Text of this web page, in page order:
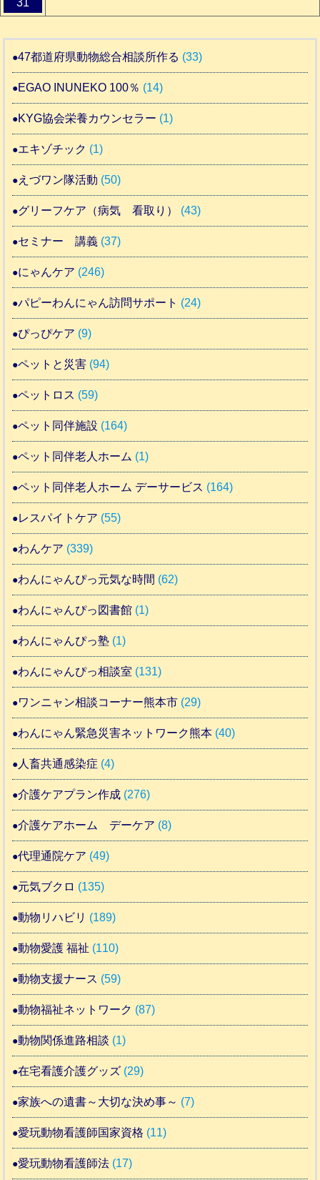
47都道府県動物総合相談所作る (33)
EGAO INUNEKO 100％ (14)
KYG協会栄養カウンセラー (1)
エキゾチック (1)
えづワン隊活動 (50)
グリーフケア（病気 看取り） (43)
セミナー 講義 (37)
にゃんケア (246)
パピーわんにゃん訪問サポート (24)
ぴっぴケア (9)
ペットと災害 (94)
ペットロス (59)
ペット同伴施設 (164)
ペット同伴老人ホーム (1)
ペット同伴老人ホーム デーサービス (164)
レスパイトケア (55)
わんケア (339)
わんにゃんぴっ元気な時間 (62)
わんにゃんぴっ図書館 (1)
わんにゃんぴっ塾 (1)
わんにゃんぴっ相談室 (131)
ワンニャン相談コーナー熊本市 (29)
わんにゃん緊急災害ネットワーク熊本 (40)
人畜共通感染症 (4)
介護ケアプラン作成 (276)
介護ケアホーム デーケア (8)
代理通院ケア (49)
元気ブクロ (135)
動物リハビリ (189)
動物愛護 福祉 (110)
動物支援ナース (59)
動物福祉ネットワーク (87)
動物関係進路相談 (1)
在宅看護介護グッズ (29)
家族への遺書～大切な決め事～ (7)
愛玩動物看護師国家資格 (11)
愛玩動物看護師法 (17)